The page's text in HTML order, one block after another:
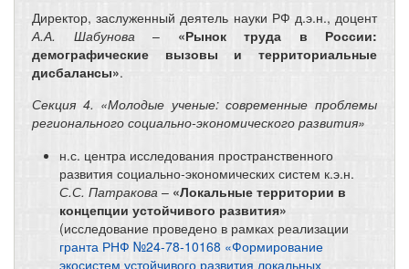
Директор, заслуженный деятель науки РФ д.э.н., доцент
А.А. Шабунова – «Рынок труда в России:
демографические вызовы и территориальные
дисбалансы».
Секция 4. «Молодые ученые: современные проблемы
регионального социально-экономического развития»
н.с. центра исследования пространственного
развития социально-экономических систем к.э.н.
С.С. Патракова – «Локальные территории в
концепции устойчивого развития»
(исследование проведено в рамках реализации
гранта РНФ №24-78-10168 «Формирование
экосистем устойчивого развития локальных